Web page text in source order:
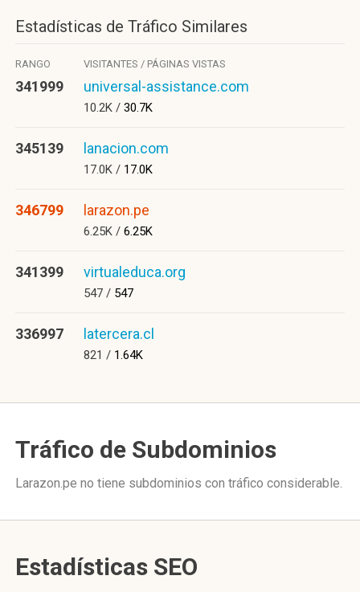
Estadísticas de Tráfico Similares
RANGO VISITANTES / PÁGINAS VISTAS
341999 universal-assistance.com
10.2K / 30.7K
345139 lanacion.com
17.0K / 17.0K
346799 larazon.pe
6.25K / 6.25K
341399 virtualeduca.org
547 / 547
336997 latercera.cl
821 / 1.64K
Tráfico de Subdominios
Larazon.pe no tiene subdominios con tráfico considerable.
Estadísticas SEO